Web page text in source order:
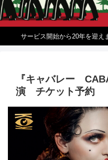
サービス開始から20年を迎え
『キャバレー
演 チケット予約